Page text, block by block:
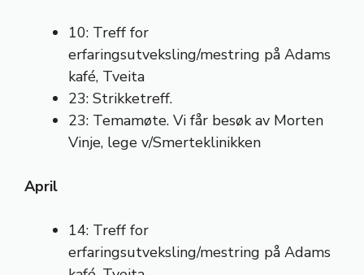
10: Treff for
erfaringsutveksling/mestring på Adams
kafé, Tveita
23: Strikketreff.
23: Temamøte. Vi får besøk av Morten
Vinje, lege v/Smerteklinikken
April
14: Treff for
erfaringsutveksling/mestring på Adams